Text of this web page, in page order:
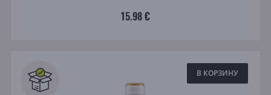
15.98 €
В КОРЗИНУ